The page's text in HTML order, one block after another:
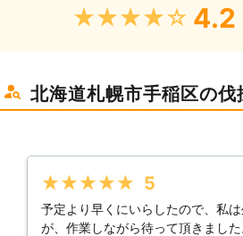
★★★★★ 4.2
北海道札幌市手稲区の伐
★★★★★ 5
予定より早くにいらしたので、私
が、作業しながら待って頂きまし